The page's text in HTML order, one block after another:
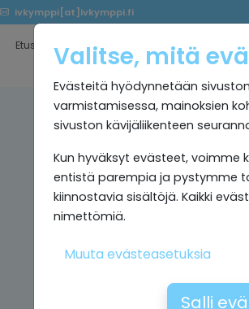
ivkymppi[at]ivkymppi.fi
Etusivu Palvelumme
Ultrapuhdas
sisäilma
Valitse, mitä
Evästeitä hyödynnetään
varmistamisessa, mainoksien
sivuston kävijäliikenteen
Kun hyväksyt evästeet, voimme
entistä parempia ja pystymme
kiinnostavia sisältöjä. Kaikki
nimettömiä.
Muuta evästeasetuksia
Salli